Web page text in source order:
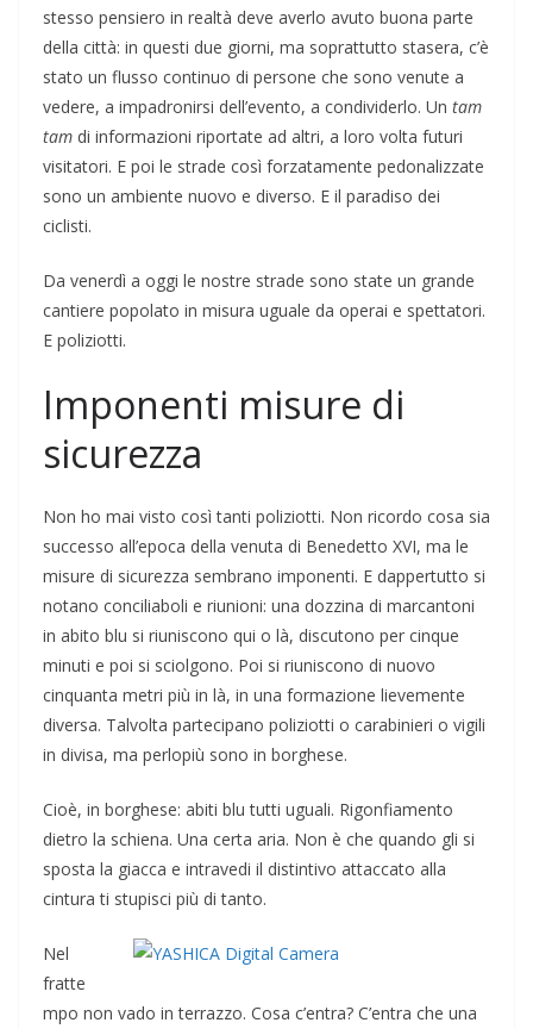
stesso pensiero in realtà deve averlo avuto buona parte
della città: in questi due giorni, ma soprattutto stasera, c’è
stato un flusso continuo di persone che sono venute a
vedere, a impadronirsi dell’evento, a condividerlo. Un tam
tam di informazioni riportate ad altri, a loro volta futuri
visitatori. E poi le strade così forzatamente pedonalizzate
sono un ambiente nuovo e diverso. E il paradiso dei
ciclisti.
Da venerdì a oggi le nostre strade sono state un grande
cantiere popolato in misura uguale da operai e spettatori.
E poliziotti.
Imponenti misure di
sicurezza
Non ho mai visto così tanti poliziotti. Non ricordo cosa sia
successo all’epoca della venuta di Benedetto XVI, ma le
misure di sicurezza sembrano imponenti. E dappertutto si
notano conciliaboli e riunioni: una dozzina di marcantoni
in abito blu si riuniscono qui o là, discutono per cinque
minuti e poi si sciolgono. Poi si riuniscono di nuovo
cinquanta metri più in là, in una formazione lievemente
diversa. Talvolta partecipano poliziotti o carabinieri o vigili
in divisa, ma perlopiù sono in borghese.
Cioè, in borghese: abiti blu tutti uguali. Rigonfiamento
dietro la schiena. Una certa aria. Non è che quando gli si
sposta la giacca e intravedi il distintivo attaccato alla
cintura ti stupisci più di tanto.
Nel
fratte
mpo non vado in terrazzo. Cosa c’entra? C’entra che una